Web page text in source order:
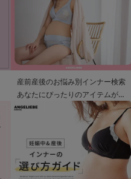
産前産後のお悩み別インナー検索
あなたにぴったりのアイテムが見
つかる